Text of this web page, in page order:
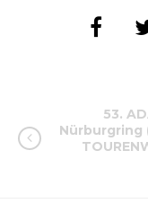
53.
Nürburgring